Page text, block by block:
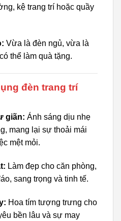
kệ trang trí hoặc quầy
Vừa là đèn ngủ, vừa là
thể làm quà tặng.
đèn trang trí
giãn: Ánh sáng dịu nhẹ
mang lại sự thoải mái
mệt mỏi.
Làm đẹp cho căn phòng,
sang trọng và tinh tế.
Hoa tím tượng trưng cho
bền lâu và sự may